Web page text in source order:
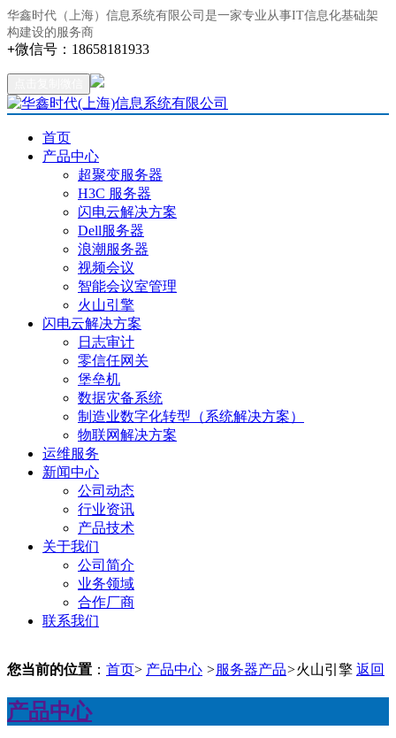
华鑫时代（上海）信息系统有限公司是一家专业从事IT信息化基础架
构建设的服务商
+微信号： 18658181933
首页
产品中心
超聚变服务器
H3C 服务器
闪电云解决方案
Dell服务器
浪潮服务器
视频会议
智能会议室管理
火山引擎
闪电云解决方案
日志审计
零信任网关
堡垒机
数据灾备系统
制造业数字化转型（系统解决方案）
物联网解决方案
运维服务
新闻中心
公司动态
行业资讯
产品技术
关于我们
公司简介
业务领域
合作厂商
联系我们
您当前的位置 ： 首页> 产品中心 >服务器产品>火山引擎 返回
产品中心